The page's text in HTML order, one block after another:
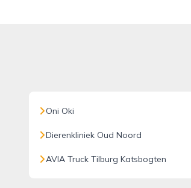
Oni Oki
Dierenkliniek Oud Noord
AVIA Truck Tilburg Katsbogten